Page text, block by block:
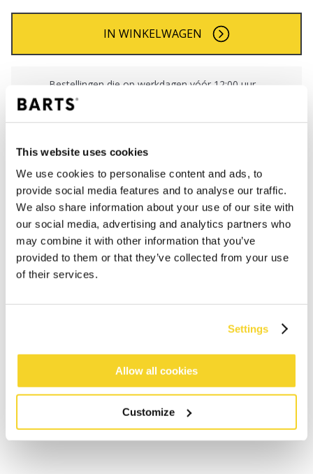
This website uses cookies
We use cookies to personalise content and ads, to
provide social media features and to analyse our traffic.
We also share information about your use of our site with
our social media, advertising and analytics partners who
may combine it with other information that you’ve
provided to them or that they’ve collected from your use
of their services.
Settings
Allow all cookies
Customize
IN WINKELWAGEN
Bestellingen die op werkdagen vóór 12:00 uur
worden geplaatst, worden dezelfde dag verzonden
Binnen 30 dagen retourneren
BESCHRIJVING
Klassieke BARTS sjaal dames
85% gerecycled polyester
Zeer zacht en warm
Dit product krijgt geleidelijk een pluizig uiterlijk,
houd er rekening mee dat dit kan achterblijven op je
MATERIAAL EN DETAILS